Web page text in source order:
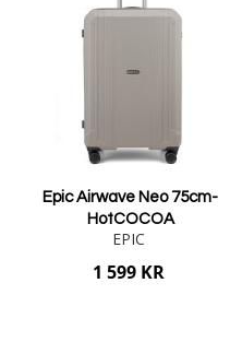
Epic Airwave Neo 75cm-
HotCOCOA
EPIC
1 599 KR